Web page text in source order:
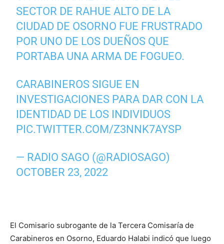
SECTOR DE RAHUE ALTO DE LA
CIUDAD DE OSORNO FUE FRUSTRADO
POR UNO DE LOS DUEÑOS QUE
PORTABA UNA ARMA DE FOGUEO.
CARABINEROS SIGUE EN
INVESTIGACIONES PARA DAR CON LA
IDENTIDAD DE LOS INDIVIDUOS
PIC.TWITTER.COM/Z3NNK7AYSP
— RADIO SAGO (@RADIOSAGO)
OCTOBER 23, 2022
El Comisario subrogante de la Tercera Comisaría de
Carabineros en Osorno, Eduardo Halabi indicó que luego